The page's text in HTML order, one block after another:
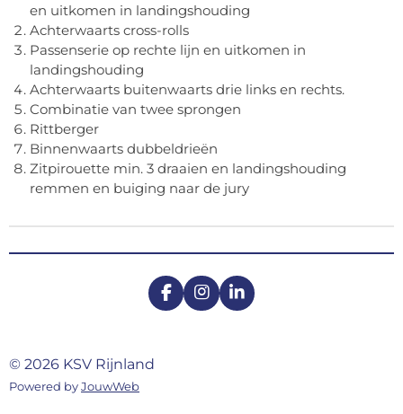
en uitkomen in landingshouding
Achterwaarts cross-rolls
Passenserie op rechte lijn en uitkomen in
landingshouding
Achterwaarts buitenwaarts drie links en rechts.
Combinatie van twee sprongen
Rittberger
Binnenwaarts dubbeldrieën
Zitpirouette min. 3 draaien en landingshouding
remmen en buiging naar de jury
F
a
I
n
L
i
© 2026 KSV Rijnland
Powered byJouwWeb